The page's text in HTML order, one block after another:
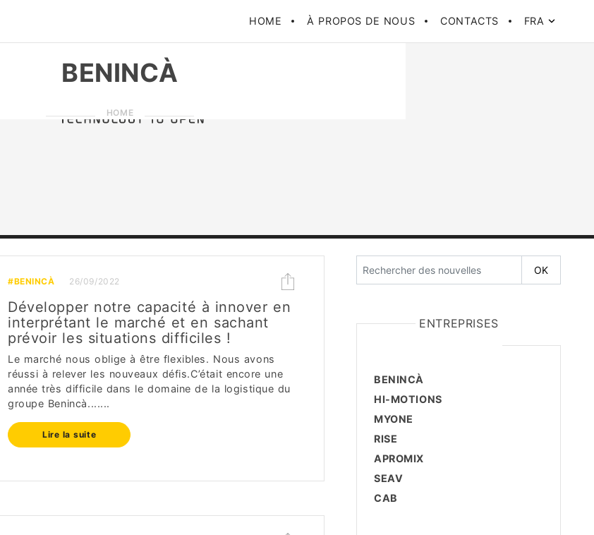
HOME À PROPOS DE NOUS CONTACTS FRA
BENINCÀ
HOME
#BENINCÀ 26/09/2022
Développer notre capacité à innover en
interprétant le marché et en sachant
prévoir les situations difficiles !
Le marché nous oblige à être flexibles. Nous avons
réussi à relever les nouveaux défis.C’était encore une
année très difficile dans le domaine de la logistique du
groupe Benincà.......
Lire la suite
ENTREPRISES
BENINCÀ
HI-MOTIONS
MYONE
RISE
APROMIX
SEAV
CAB